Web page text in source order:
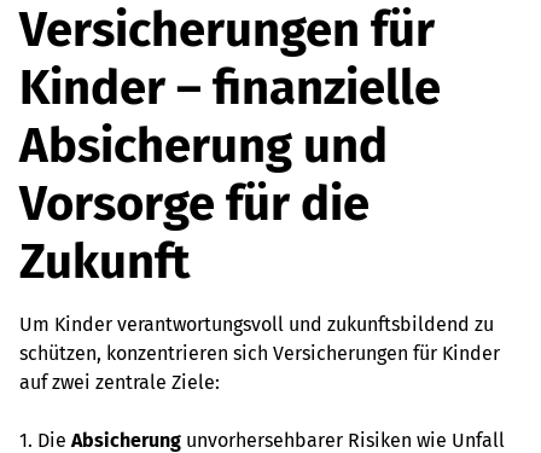
Versicherungen für
Kinder – finanzielle
Absicherung und
Vorsorge für die
Zukunft
Um Kinder verantwortungsvoll und zukunftsbildend zu
schützen, konzentrieren sich Versicherungen für Kinder
auf zwei zentrale Ziele:
1. Die Absicherung unvorhersehbarer Risiken wie Unfall